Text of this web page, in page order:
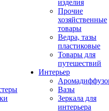
изделия
Прочие
хозяйственные
товары
Ведра, тазы
пластиковые
Товары для
путешествий
Интерьер
Вазы
Зеркала для
интерьера